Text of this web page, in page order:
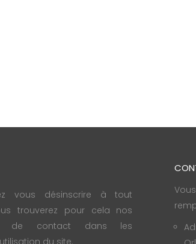
vous désinscrire à tout
trouverez pour cela nos
de contact dans les